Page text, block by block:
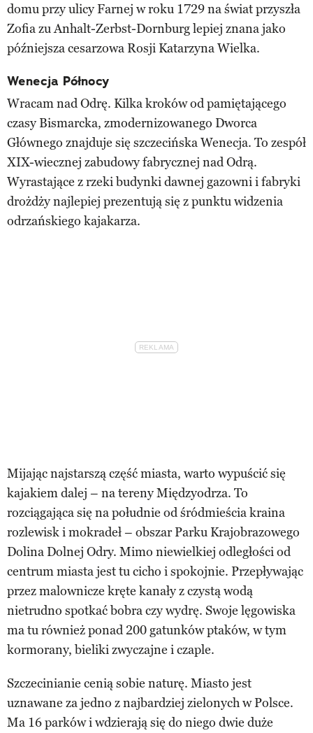
domu przy ulicy Farnej w roku 1729 na świat przyszła
Zofia zu Anhalt-Zerbst-Dornburg lepiej znana jako
późniejsza cesarzowa Rosji Katarzyna Wielka.
Wenecja Północy
Wracam nad Odrę. Kilka kroków od pamiętającego
czasy Bismarcka, zmodernizowanego Dworca
Głównego znajduje się szczecińska Wenecja. To zespół
XIX-wiecznej zabudowy fabrycznej nad Odrą.
Wyrastające z rzeki budynki dawnej gazowni i fabryki
drożdży najlepiej prezentują się z punktu widzenia
odrzańskiego kajakarza.
Mijając najstarszą część miasta, warto wypuścić się
kajakiem dalej – na tereny Międzyodrza. To
rozciągająca się na południe od śródmieścia kraina
rozlewisk i mokradeł – obszar Parku Krajobrazowego
Dolina Dolnej Odry. Mimo niewielkiej odległości od
centrum miasta jest tu cicho i spokojnie. Przepływając
przez malownicze kręte kanały z czystą wodą
nietrudno spotkać bobra czy wydrę. Swoje lęgowiska
ma tu również ponad 200 gatunków ptaków, w tym
kormorany, bieliki zwyczajne i czaple.
Szczecinianie cenią sobie naturę. Miasto jest
uznawane za jedno z najbardziej zielonych w Polsce.
Ma 16 parków i wdzierają się do niego dwie duże